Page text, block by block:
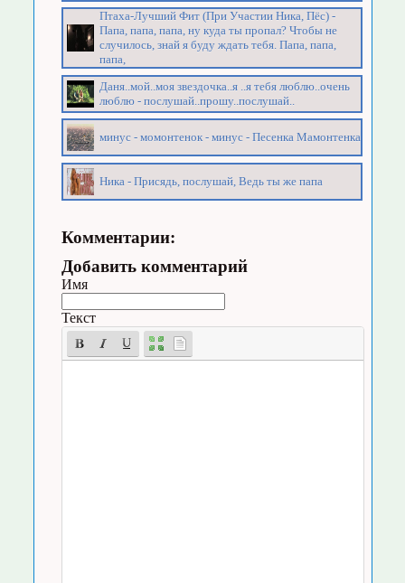
Птаха-Лучший Фит (При Участии Ника, Пёс) -
Папа, папа, папа, ну куда ты пропал? Чтобы не
случилось, знай я буду ждать тебя. Папа, папа,
папа,
Даня..мой..моя звездочка..я ..я тебя люблю..очень
люблю - послушай..прошу..послушай..
минус - момонтенок - минус - Песенка Мамонтенка
Ника - Присядь, послушай, Ведь ты же папа
Комментарии:
Добавить комментарий
Имя
Текст